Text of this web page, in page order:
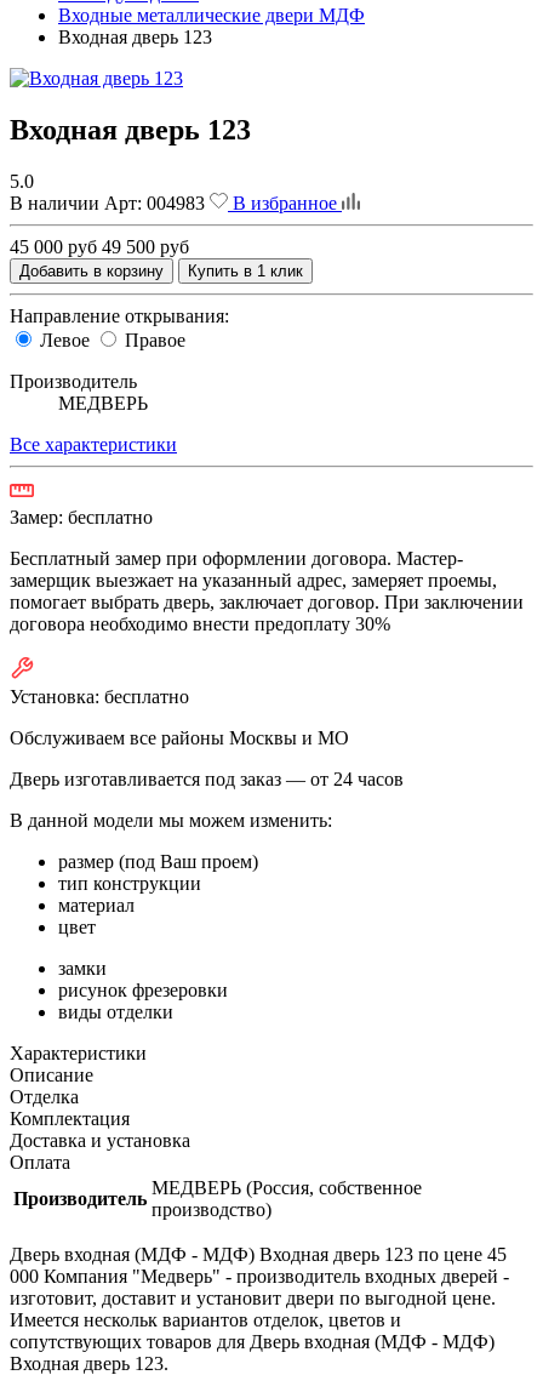
Входные металлические двери МДФ
Входная дверь 123
Входная дверь 123
5.0
В наличии Арт: 004983 В избранное
45 000 руб 49 500 руб
Добавить в корзину Купить в 1 клик
Направление открывания:
Левое
Правое
Производитель
МЕДВЕРЬ
Все характеристики
Замер: бесплатно
Бесплатный замер при оформлении договора. Мастер-
замерщик выезжает на указанный адрес, замеряет проемы,
помогает выбрать дверь, заключает договор. При заключении
договора необходимо внести предоплату 30%
Установка: бесплатно
Обслуживаем все районы Москвы и МО
Дверь изготавливается под заказ — от 24 часов
В данной модели мы можем изменить:
размер (под Ваш проем)
тип конструкции
материал
цвет
замки
рисунок фрезеровки
виды отделки
Характеристики
Описание
Отделка
Комплектация
Доставка и установка
Оплата
Производитель
МЕДВЕРЬ (Россия, собственное
производство)
Дверь входная (МДФ - МДФ) Входная дверь 123 по цене 45
000 Компания "Медверь" - производитель входных дверей -
изготовит, доставит и установит двери по выгодной цене.
Имеется нескольк вариантов отделок, цветов и
сопутствующих товаров для Дверь входная (МДФ - МДФ)
Входная дверь 123.